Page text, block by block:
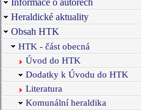
Informace o autorech
Heraldické aktuality
Obsah HTK
HTK - část obecná
Úvod do HTK
Dodatky k Úvodu do HTK
Literatura
Komunální heraldika